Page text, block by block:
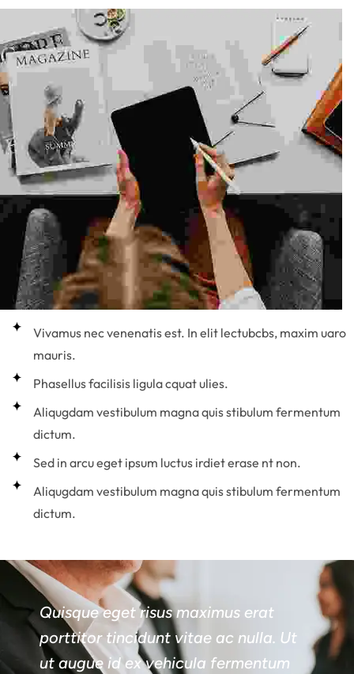
Vivamus nec venenatis est. In elit lectubcbs, maxim uaro
mauris.
Phasellus facilisis ligula cquat ulies.
Aliqugdam vestibulum magna quis stibulum fermentum
dictum.
Sed in arcu eget ipsum luctus irdiet erase nt non.
Aliqugdam vestibulum magna quis stibulum fermentum
dictum.
Quisque eget risus maximus erat
porttitor tincidunt vitae ac nulla. Ut
ut augue id ex vehicula fermentum